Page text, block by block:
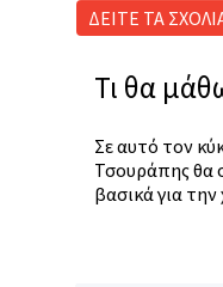
ΔΕΙΤΕ ΤΑ
Τι θα
Σε αυτό τον
Τσουράπης θα
βασικά για